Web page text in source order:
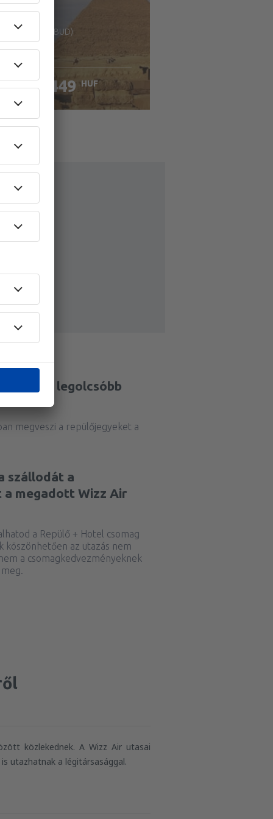
Budapest (BUD)
a részleteket
ÁR 35449 HUF
meg a legolcsóbb
megveszi a repülőjegyeket a
szállodát a
megadott Wizz Air
a Repülő + Hotel csomag
köszönhetően az utazás nem
a csomagkedvezményeknek
közlekednek. A Wizz Air utasai
utazhatnak a légitársasággal.